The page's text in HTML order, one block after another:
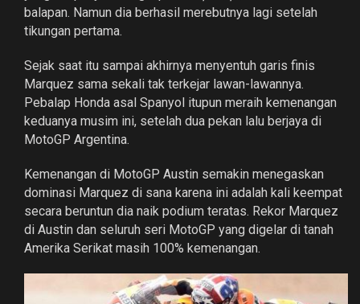
balapan. Namun dia berhasil merebutnya lagi setelah
tikungan pertama.
Sejak saat itu sampai akhirnya menyentuh garis finis
Marquez sama sekali tak terkejar lawan-lawannya.
Pebalap Honda asal Spanyol itupun meraih kemenangan
keduanya musim ini, setelah dua pekan lalu berjaya di
MotoGP Argentina.
Kemenangan di MotoGP Austin semakin menegaskan
dominasi Marquez di sana karena ini adalah kali keempat
secara beruntun dia naik podium teratas. Rekor Marquez
di Austin dan seluruh seri MotoGP yang digelar di tanah
Amerika Serikat masih 100% kemenangan.